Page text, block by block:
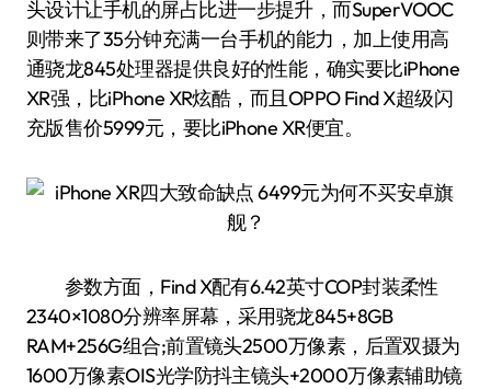
头设计让手机的屏占比进一步提升，而SuperVOOC
则带来了35分钟充满一台手机的能力，加上使用高
通骁龙845处理器提供良好的性能，确实要比iPhone
XR强，比iPhone XR炫酷，而且OPPO Find X超级闪
充版售价5999元，要比iPhone XR便宜。
参数方面，Find X配有6.42英寸COP封装柔性
2340×1080分辨率屏幕，采用骁龙845+8GB
RAM+256G组合;前置镜头2500万像素，后置双摄为
1600万像素OIS光学防抖主镜头+2000万像素辅助镜